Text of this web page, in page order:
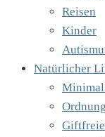
Reisen
Kinder
Natürlicher